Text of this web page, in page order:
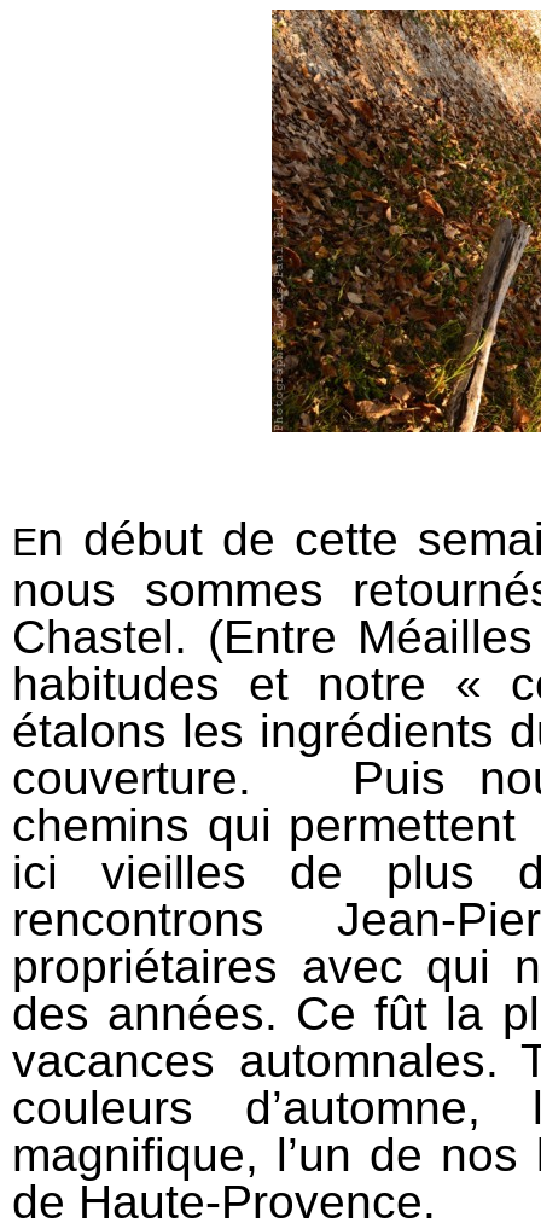
En début de cette
nous sommes
Chastel. (Entre
habitudes et notre «
étalons les ingrédients
couverture. Puis
chemins qui
ici vieilles de plus
rencontrons Jean-
propriétaires avec qui
des années. Ce fût la
vacances automnales.
couleurs
magnifique, l’un de
de Haute-Provence.